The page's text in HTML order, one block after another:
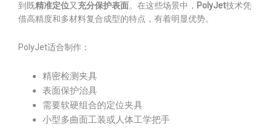
到既精准定位又 充分保护表面。在这些场景中， PolyJet技术凭
借高精度和多材料复合成型的特点，有着明显优势。
PolyJet适合制作：
精密检测夹具
表面保护治具
需要软硬组合的定位夹具
小型多曲面工装或人体工学把手